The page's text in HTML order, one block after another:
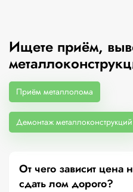
Ищете приём,
Приём металлолома
Демонтаж металлоконструкций
От чего зависит цена
сдать лом дорого?